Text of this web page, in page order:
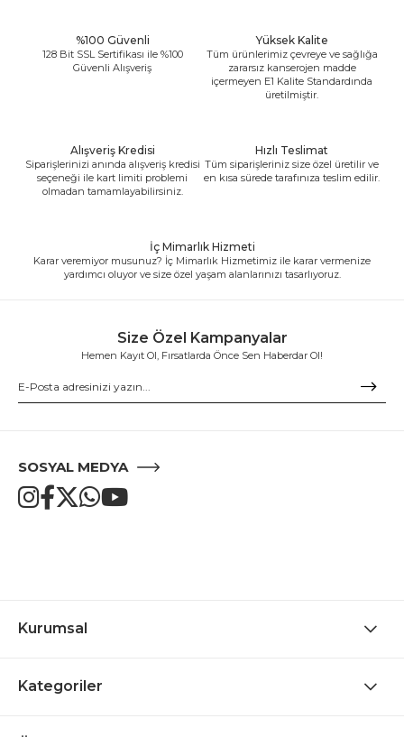
%100 Güvenli
128 Bit SSL Sertifikası ile %100
Güvenli Alışveriş
Yüksek Kalite
Tüm ürünlerimiz çevreye ve sağlığa
zararsız kanserojen madde
içermeyen E1 Kalite Standardında
üretilmiştir.
Alışveriş Kredisi
Siparişlerinizi anında alışveriş kredisi
seçeneği ile kart limiti problemi
olmadan tamamlayabilirsiniz.
Hızlı Teslimat
Tüm siparişleriniz size özel üretilir ve
en kısa sürede tarafınıza teslim edilir.
İç Mimarlık Hizmeti
Karar veremiyor musunuz? İç Mimarlık Hizmetimiz ile karar vermenize
yardımcı oluyor ve size özel yaşam alanlarınızı tasarlıyoruz.
Size Özel Kampanyalar
Hemen Kayıt Ol, Fırsatlarda Önce Sen Haberdar Ol!
SOSYAL MEDYA
Kurumsal
Kategoriler